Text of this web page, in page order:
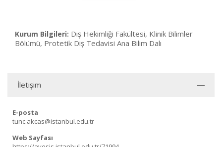
Kurum Bilgileri: Diş Hekimliği Fakültesi, Klinik Bilimler
Bölümü, Protetik Diş Tedavisi Ana Bilim Dalı
İletişim
E-posta
tunc.akcas@istanbul.edu.tr
Web Sayfası